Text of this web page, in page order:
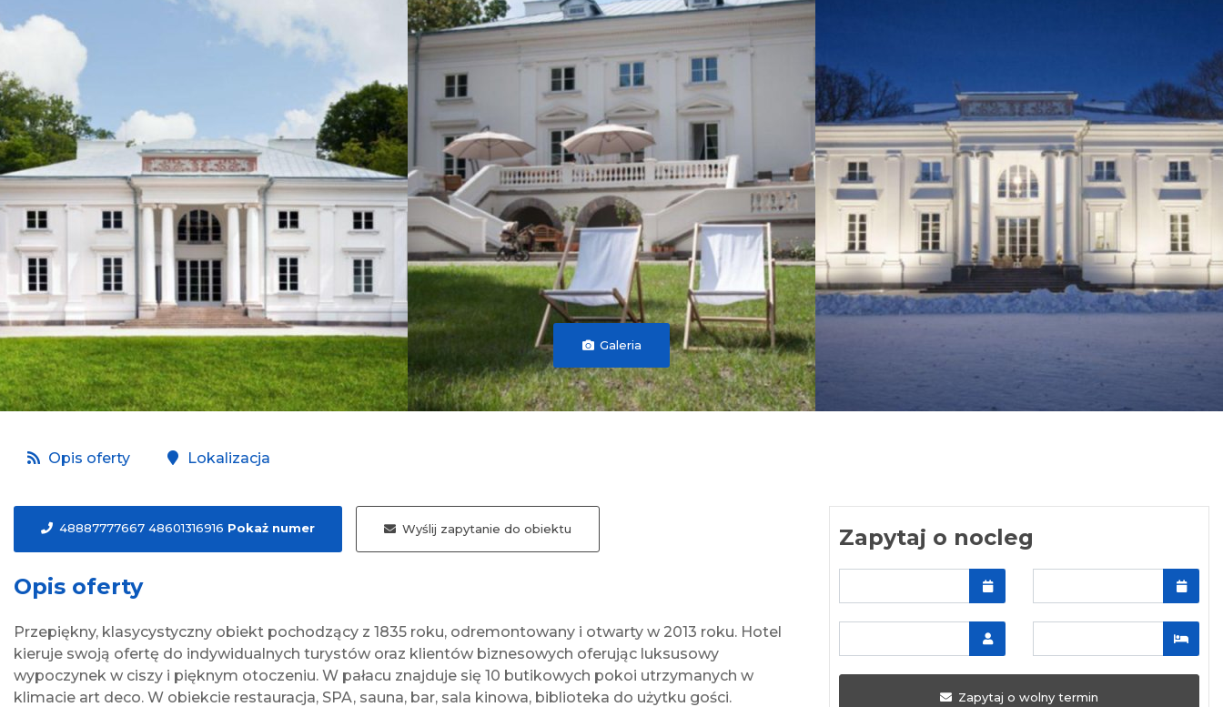
Galeria
Opis oferty Lokalizacja
48887777667 48601316916 Pokaż numer Wyślij zapytanie do obiektu
Opis oferty
Przepiękny, klasycystyczny obiekt pochodzący z 1835 roku, odremontowany i otwarty w 2013 roku. Hotel
kieruje swoją ofertę do indywidualnych turystów oraz klientów biznesowych oferując luksusowy
wypoczynek w ciszy i pięknym otoczeniu. W pałacu znajduje się 10 butikowych pokoi utrzymanych w
klimacie art deco. W obiekcie restauracja, SPA, sauna, bar, sala kinowa, biblioteka do użytku gości.
Zapytaj o nocleg
Zapytaj o wolny termin